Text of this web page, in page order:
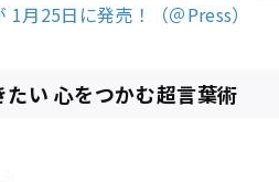
月25日に発売！（＠Press）
い 心をつかむ超言葉術